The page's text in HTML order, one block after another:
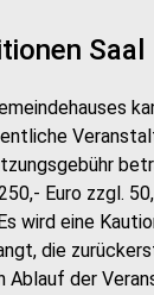
Saal
Euro zzgl.
wird eine
die
Ablauf der